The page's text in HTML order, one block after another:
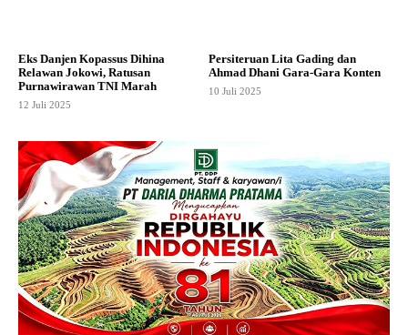
Eks Danjen Kopassus Dihina
Relawan Jokowi, Ratusan
Purnawirawan TNI Marah
12 Juli 2025
Persiteruan Lita Gading dan
Ahmad Dhani Gara-Gara Konten
10 Juli 2025